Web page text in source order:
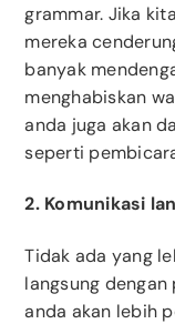
grammar. Jika
mereka
banyak
menghabiskan
anda juga akan
seperti
2. Komunikasi
Tidak ada yang
langsung dengan
anda akan lebih